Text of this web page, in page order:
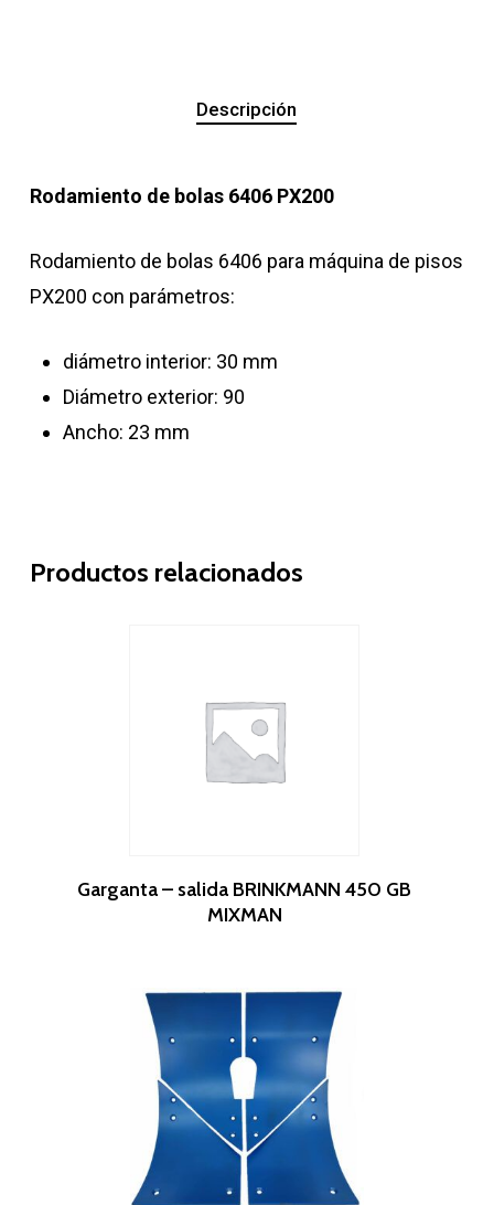
Descripción
Rodamiento de bolas 6406 PX200
Rodamiento de bolas 6406 para máquina de pisos
PX200 con parámetros:
diámetro interior: 30 mm
Diámetro exterior: 90
Ancho: 23 mm
Productos relacionados
Leer Más
Garganta – salida BRINKMANN 450 GB
MIXMAN